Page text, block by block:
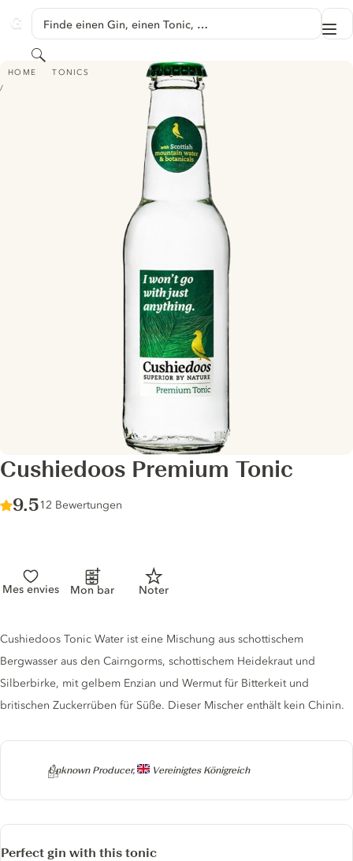
GINVENTORY
Finde einen Gin, einen Tonic, …
Suchen
HOME TONICS
CUSHIEDOOS PREMIUM TONIC
Cushiedoos Premium Tonic
Score :
9.5/ 10
12 Bewertungen
Mes envies Mon bar Noter
Producer
Unknown Producer, Vereinigtes Königreich
Tonic description
Cushiedoos Tonic Water ist eine Mischung aus schottischem
Bergwasser aus den Cairngorms, schottischem Heidekraut und
Silberbirke, mit gelbem Enzian und Wermut für Bitterkeit und
britischen Zuckerrüben für Süße. Dieser Mischer enthält kein Chinin.
Perfect gin with this tonic